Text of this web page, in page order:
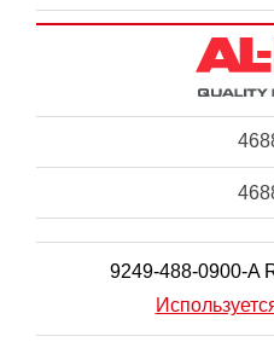
9249-488-0900-A